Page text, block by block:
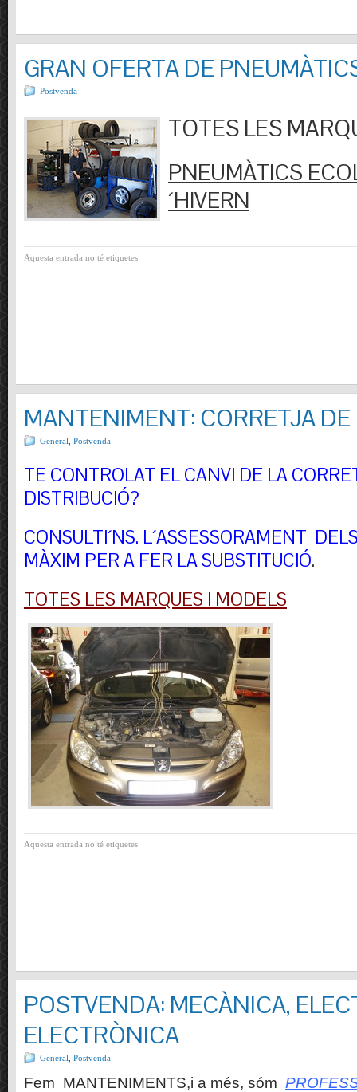
GRAN OFERTA DE
Postvenda
TOTES LES
PNEUMÀTICS
´HIVERN
Aquesta entrada no té etiquetes
MANTENIMENT: CORRETJA
General Postvenda
TE CONTROLAT EL CANVI DE LA
DISTRIBUCIÓ?
CONSULTI´NS. L´ASSESSORAMENT
MÀXIM PER A FER LA SUBSTITUCIÓ.
TOTES LES MARQUES I MODELS
Aquesta entrada no té etiquetes
POSTVENDA: MECÀNICA,
ELECTRÒNICA
General Postvenda
Fem MANTENIMENTS,i a més, sóm